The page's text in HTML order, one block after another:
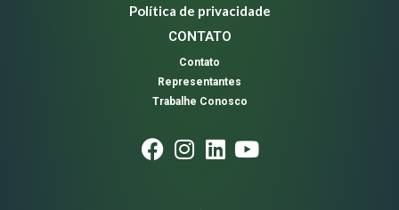
Política de privacidade
CONTATO
Contato
Representantes
Trabalhe Conosco